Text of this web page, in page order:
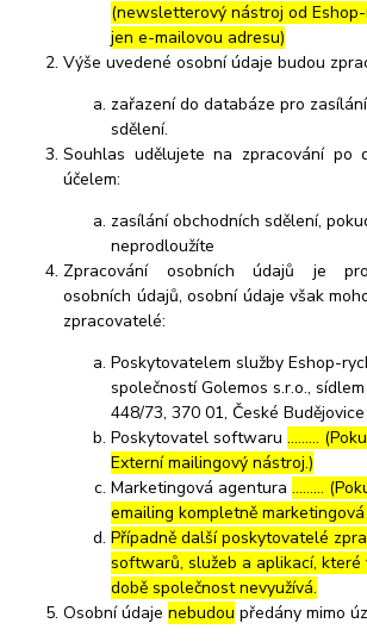
(newsletterový nástroj od
jen e-mailovou adresu)
Výše uvedené osobní údaje budou
zařazení do databáze pro
sdělení.
Souhlas udělujete na zpracování po
účelem:
zasílání obchodních sdělení,
neprodloužíte
Zpracování osobních údajů je
osobních údajů, osobní údaje však
zpracovatelé:
Poskytovatelem služby Eshop-
společností Golemos s.r.o.,
448/73, 370 01, České Budějovice
Poskytovatel softwaru………
Externí mailingový nástroj.)
Marketingová agentura………
emailing kompletně
Případně další poskytovatelé
softwarů, služeb a aplikací, které
době společnost nevyužívá.
Osobní údajenebudou předány mimo